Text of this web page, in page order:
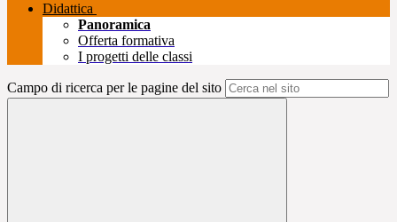
Didattica
Panoramica
Offerta formativa
I progetti delle classi
Campo di ricerca per le pagine del sito